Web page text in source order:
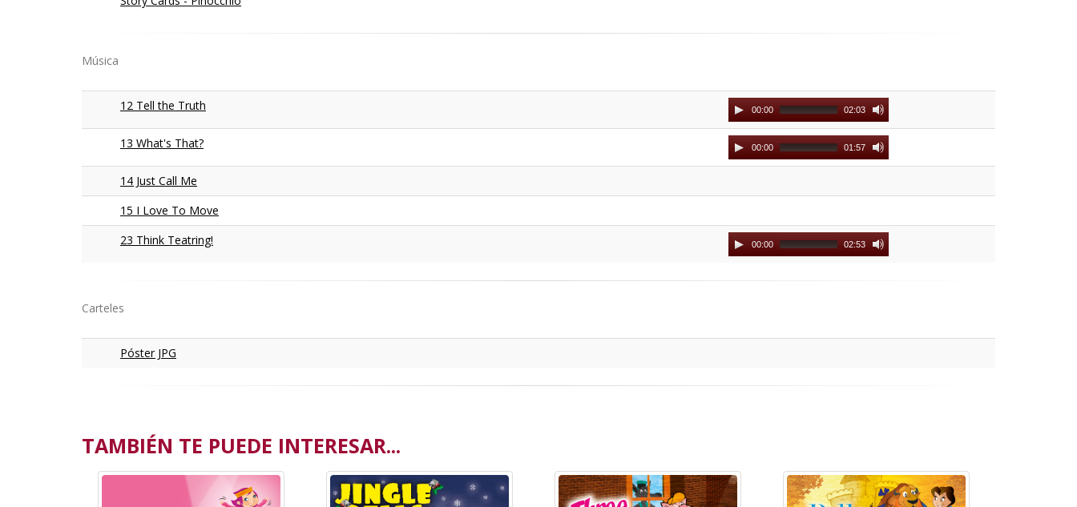
Música
12 Tell the Truth
Audio
Player
00:00 02:03
13 What's That?
Audio
Player
00:00 01:57
14 Just Call Me
15 I Love To Move
23 Think Teatring!
Audio
Player
00:00 02:53
Carteles
Póster JPG
TAMBIÉN TE PUEDE INTERESAR...